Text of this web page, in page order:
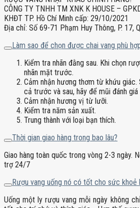
CÔNG TY TNHH TM XNK K HOUSE –
KHĐT TP. Hồ Chí Minh cấp: 29/10/2021
Địa chỉ: Số 69-71 Phạm Huy Thông, P. 17,
Làm sao để chọn được chai vang phù
Kiểm tra nhãn đằng sau. Khi chọn
nhãn mặt trước.
Cảm nhận hương thơm từ khứu giác.
cả trước và sau, hãy để mũi đánh
Cảm nhận hương vị từ lưỡi.
Kiểm tra năm sản xuất.
Trung thành với loại bạn thích.
Thời gian giao hàng trong bao lâu?
Giao hàng toàn quốc trong vòng 2-3 ngày.
trợ 24/7
Rượu vang uống nó có tốt cho sức khoẻ
Uống một ly rượu vang mỗi ngày không